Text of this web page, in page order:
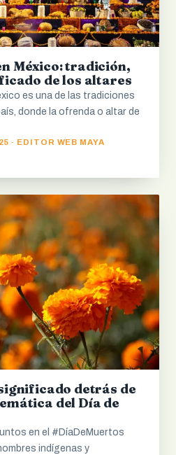
México: tradición,
de los altares
es una de las tradiciones
donde la ofrenda o altar de
· EDITOR WEB MAYA
detrás de
del Día de
en el #DíaDeMuertos
indígenas y